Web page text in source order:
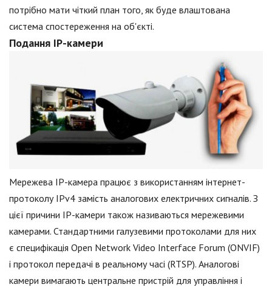
потрібно мати чіткий план того, як буде влаштована
система спостереження на об'єкті.
Подання IP-камери
Мережева IP-камера працює з використанням інтернет-
протоколу IPv4 замість аналогових електричних сигналів. З
цієї причини IP-камери також називаються мережевими
камерами. Стандартними галузевими протоколами для них
є специфікація Open Network Video Interface Forum (ONVIF)
і протокол передачі в реальному часі (RTSP). Аналогові
камери вимагають центральне пристрій для управління і